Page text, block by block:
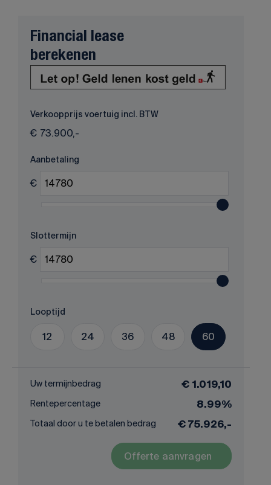
Financial lease
berekenen
Verkoopprijs voertuig incl. BTW
€ 73.900,-
Aanbetaling
€
Slottermijn
€
Looptijd
12 24 36 48 60
Uw termijnbedrag € 1.019,10
Rentepercentage 8.99%
Totaal door u te betalen bedrag € 75.926,-
Offerte aanvragen